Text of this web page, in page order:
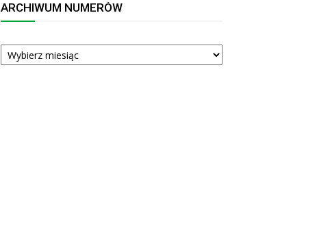
ARCHIWUM NUMERÓW
ARCHIWUM
NUMERÓW